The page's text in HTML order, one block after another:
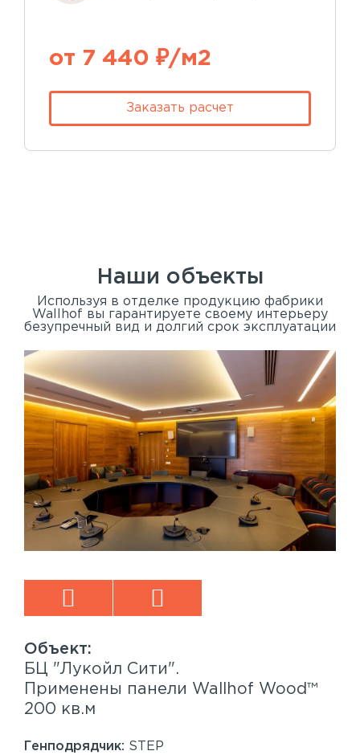
от 7 440 ₽/м2
Заказать расчет
Наши объекты
Используя в отделке продукцию фабрики
Wallhof вы гарантируете своему интерьеру
безупречный вид и долгий срок эксплуатации
БЦ "Лукойл Сити".
Применены панели Wallhof Wood™
200 кв.м
Генподрядчик: STEP